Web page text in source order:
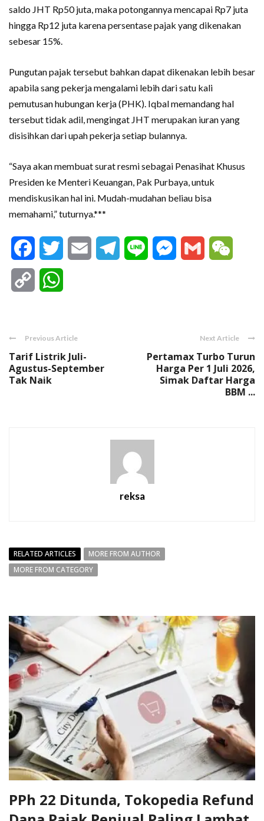
saldo JHT Rp50 juta, maka potongannya mencapai Rp7 juta
hingga Rp12 juta karena persentase pajak yang dikenakan
sebesar 15%.
Pungutan pajak tersebut bahkan dapat dikenakan lebih besar
apabila sang pekerja mengalami lebih dari satu kali
pemutusan hubungan kerja (PHK). Iqbal memandang hal
tersebut tidak adil, mengingat JHT merupakan iuran yang
disisihkan dari upah pekerja setiap bulannya.
“Saya akan membuat surat resmi sebagai Penasihat Khusus
Presiden ke Menteri Keuangan, Pak Purbaya, untuk
mendiskusikan hal ini. Mudah-mudahan beliau bisa
memahami,” tuturnya.***
FacebookTwitter Email Telegram
Line Messenger
Gmail
Copy
Previous Article
Tarif Listrik Juli-
Agustus-September
Tak Naik
Next Article
Pertamax Turbo Turun
Harga Per 1 Juli 2026,
Simak Daftar Harga
BBM ...
reksa
RELATED ARTICLES
MORE FROM AUTHOR
MORE FROM CATEGORY
PPh 22 Ditunda, Tokopedia Refund